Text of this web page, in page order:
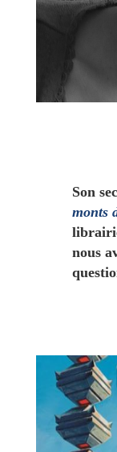
Son
monts
nous